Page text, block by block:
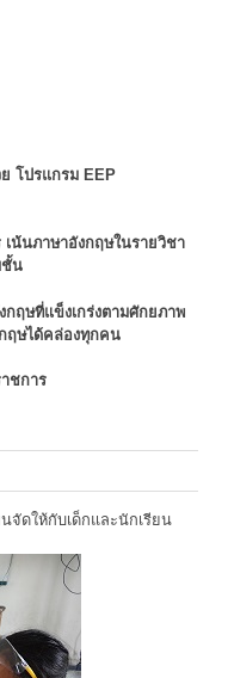
โปรแกรม EEP
เน้นภาษาอังกฤษในรายวิชา
ชั้น
ฤษที่แข็งเกร่งตามศักยภาพ
ฤษได้คล่องทุกคน
ชการ
จัดให้กับเด็กและนักเรียน